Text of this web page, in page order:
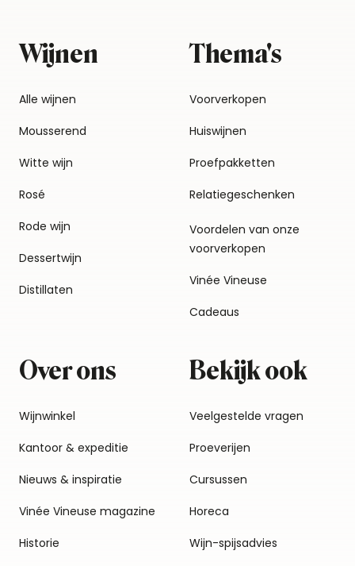
Wijnen
Alle wijnen
Mousserend
Witte wijn
Rosé
Rode wijn
Dessertwijn
Distillaten
Thema's
Voorverkopen
Huiswijnen
Proefpakketten
Relatiegeschenken
Voordelen van onze
voorverkopen
Vinée Vineuse
Cadeaus
Over ons
Wijnwinkel
Kantoor & expeditie
Nieuws & inspiratie
Vinée Vineuse magazine
Historie
Bekijk ook
Veelgestelde vragen
Proeverijen
Cursussen
Horeca
Wijn-spijsadvies